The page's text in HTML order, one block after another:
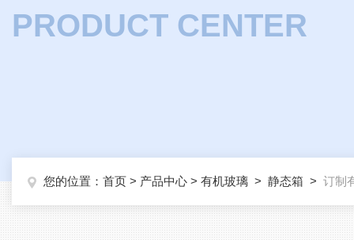
PRODUCT CENTER
您的位置： 首页 > 产品中心 > 有机玻璃 > 静态箱 > 订制